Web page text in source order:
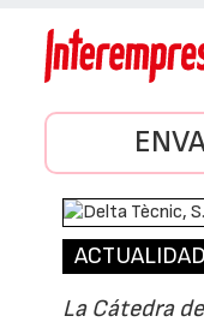
ACTUALIDAD
La Cátedra